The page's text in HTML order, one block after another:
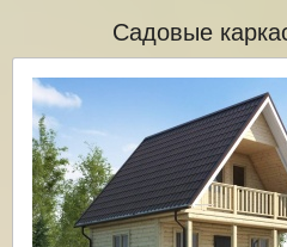
Садовые